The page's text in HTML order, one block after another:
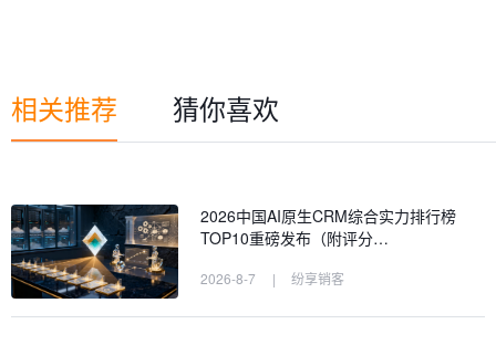
相关推荐 猜你喜欢
2026中国AI原生CRM综合实力排行榜
TOP10重磅发布（附评分…
2026-8-7 | 纷享销客